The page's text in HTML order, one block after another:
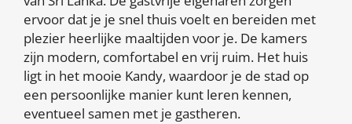
ervoor dat je je snel thuis voelt en bereiden met
plezier heerlijke maaltijden voor je. De kamers
zijn modern, comfortabel en vrij ruim. Het huis
ligt in het mooie Kandy, waardoor je de stad op
een persoonlijke manier kunt leren kennen,
eventueel samen met je gastheren.